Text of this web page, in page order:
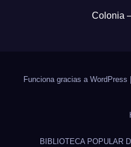
Colonia
Funciona gracias a WordPress
BIBLIOTECA POPULAR